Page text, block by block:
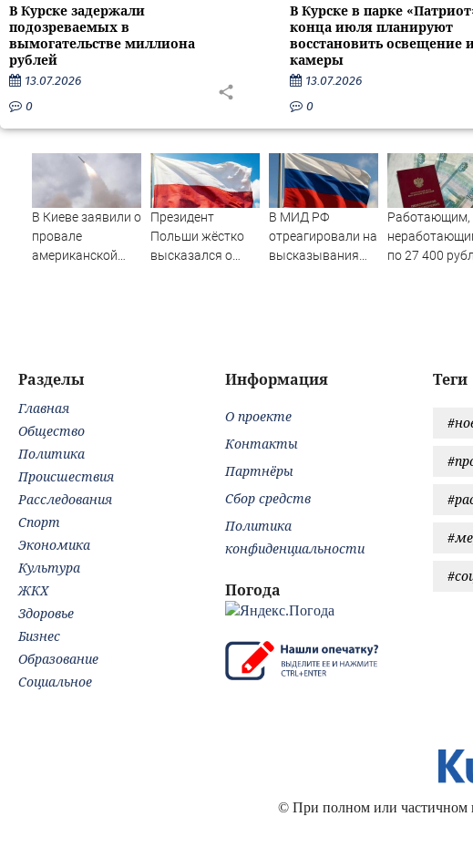
В Курске задержали
подозреваемых в
вымогательстве миллиона
рублей
13.07.2026
0
В Курске в парке
конца июля планируют
восстановить освещение
камеры
13.07.2026
0
В Киеве заявили о
провале
американской
Президент
Польши жёстко
высказался о
В МИД РФ
отреагировали на
высказывания
Работающим,
по 27 400
Теги
Разделы
Главная
Общество
Политика
Происшествия
Расследования
Спорт
Экономика
Культура
ЖКХ
Здоровье
Бизнес
Образование
Социальное
Информация
О проекте
Контакты
Партнёры
Сбор средств
Политика
конфиденциальности
Погода
© При полном или частичном